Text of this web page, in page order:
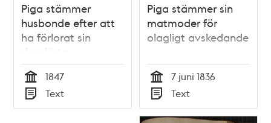
Piga stämmer
husbonde efter att
ha förlorat sin
dragkista
Tid
1847
Typ
Text
Piga stämmer sin
matmoder för
olagligt avskedande
Tid
7 juni 1836
Typ
Text